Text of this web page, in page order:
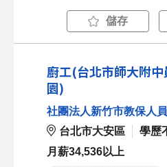
儲存
廚工(台北市師大附
園)
社團法人新竹市教保人
台北市大安區
學歷
月薪34,536以上